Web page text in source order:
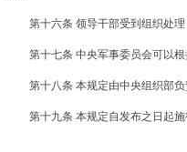
第十六条 领导干部受到组织处
第十七条 中央军事委员会可以根
第十八条 本规定由中央组织部负
第十九条 本规定自发布之日起施